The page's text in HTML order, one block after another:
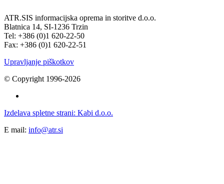
ATR.SIS informacijska oprema in storitve d.o.o.
Blatnica 14, SI-1236 Trzin
Tel: +386 (0)1 620-22-50
Fax: +386 (0)1 620-22-51
Upravljanje piškotkov
© Copyright 1996-2026
Izdelava spletne strani: Kabi d.o.o.
E mail: info@atr.si